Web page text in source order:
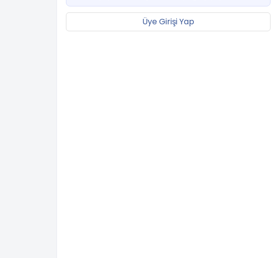
Üye Girişi Yap